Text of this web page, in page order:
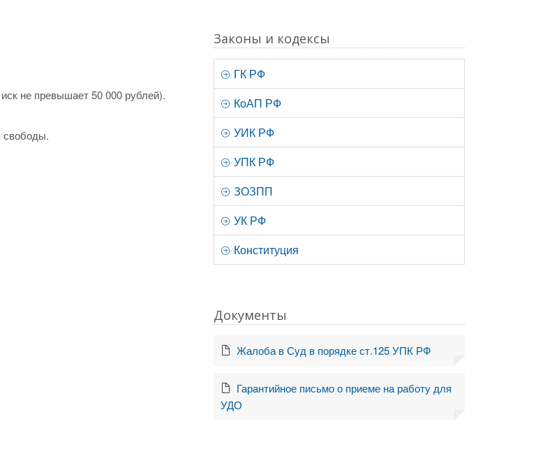
не превышает 50 000 рублей).
свободы.
Законы и кодексы
ГК РФ
КоАП РФ
УИК РФ
УПК РФ
ЗОЗПП
УК РФ
Конституция
Документы
Жалоба в Суд в порядке ст.125 УПК РФ
Гарантийное письмо о приеме на работу для
УДО